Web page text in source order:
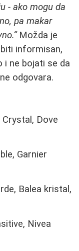
- ako mogu da
pa makar
Možda je
informisan,
i ne bojati se da
odgovara.
Crystal, Dove
Garnier
Balea kristal,
Nivea